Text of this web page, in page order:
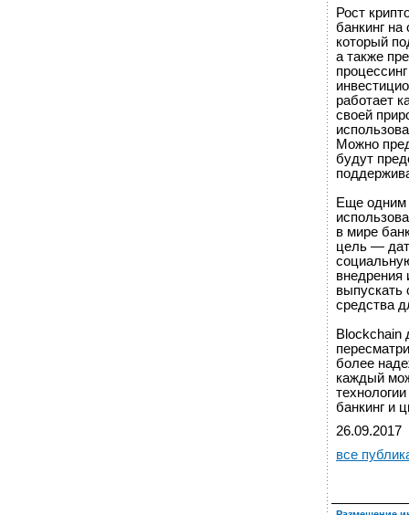
Рост
банкинг
который
а также
работает
своей
Можно
будут
Еще одним
в мире
цель —
внедрения
выпускать
средства
Blockchain
более
каждый
банкинг и
26.09.2017
все